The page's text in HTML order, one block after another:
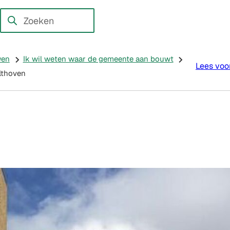
externe website)
Zoeken
Wanneer
beschikbaar
zijn
omhoog
en
te
Ik wil weten waar de gemeente aan bouwt
Lees